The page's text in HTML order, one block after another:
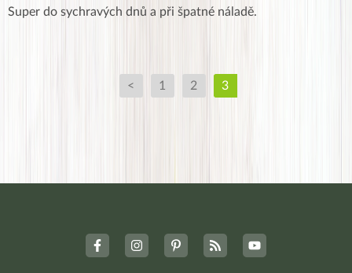
Super do sychravých dnů a při špatné náladě.
< 1 2 3